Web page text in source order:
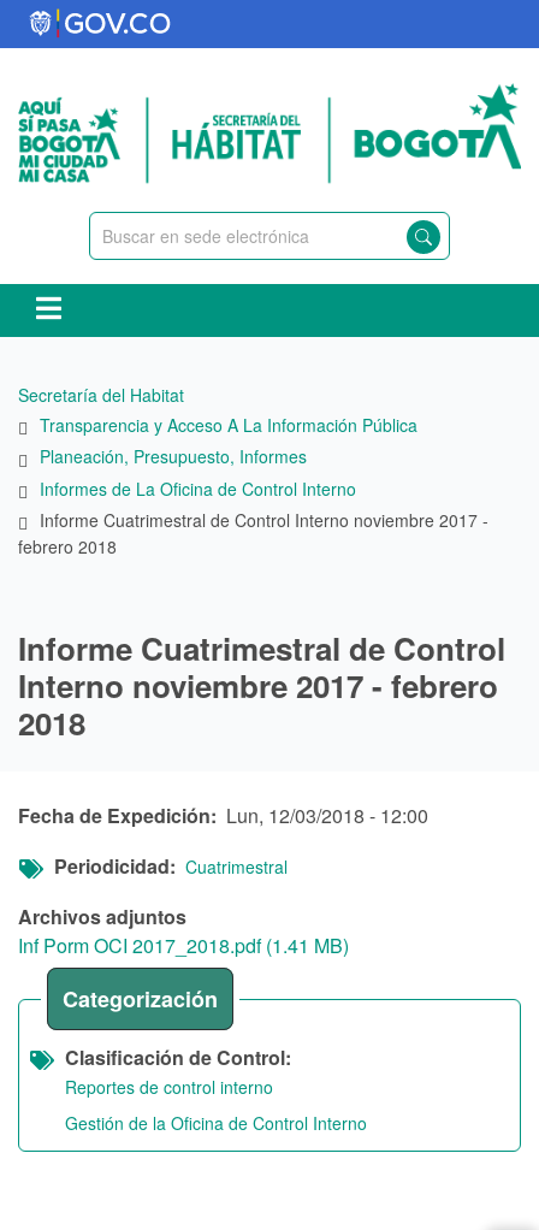
Pasar
al
principal
Ruta
de
navegación
Secretaría del Habitat
Transparencia y Acceso A La Información Pública
Planeación, Presupuesto, Informes
Informes de La Oficina de Control Interno
Informe Cuatrimestral de Control Interno noviembre 2017 -
febrero 2018
Informe Cuatrimestral de Control
Interno noviembre 2017 - febrero
2018
Fecha de Expedición
Lun, 12/03/2018 - 12:00
Periodicidad
Cuatrimestral
Archivos adjuntos
Inf Porm OCI 2017_2018.pdf (1.41 MB)
Categorización
Clasificación de Control
Reportes de control interno
Gestión de la Oficina de Control Interno